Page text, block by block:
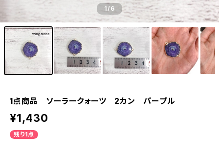
1/6
1点商品 ソーラークォーツ 2カン パープル
¥1,430
残り1点